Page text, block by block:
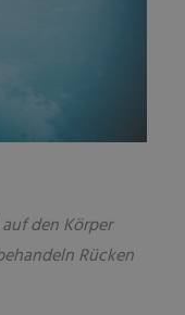
den Körper
Rücken